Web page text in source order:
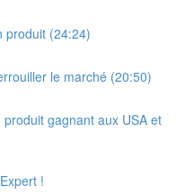
produit (24:24)
le marché (20:50)
gagnant aux USA et
!